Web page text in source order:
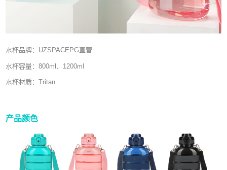
水杯品牌：UZSPACEPG直营
水杯容量：800ml、1200ml
水杯材质：Tritan
产品颜色